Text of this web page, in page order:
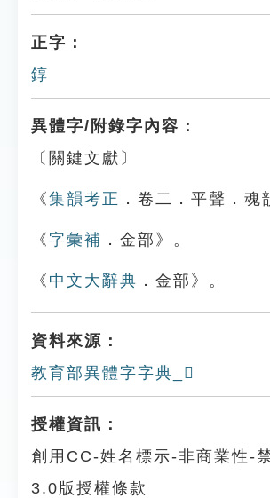
正字：
錞
異體字/附錄字內容：
〔關鍵文獻〕
《集韻考正 ．卷二．平聲．魂
《字彙補 ．金部》。
《 中文大辭典 ．金部》。
資料來源：
教育部異體字字典_𨯢
授權資訊：
創用CC-姓名標示-非商業性-
3.0版授權條款